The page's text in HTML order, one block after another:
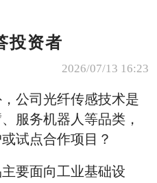
投资者
2026/07/13 16:23
公司光纤传感技术是
服务机器人等品类，
试点合作项目？
要面向工业基础设